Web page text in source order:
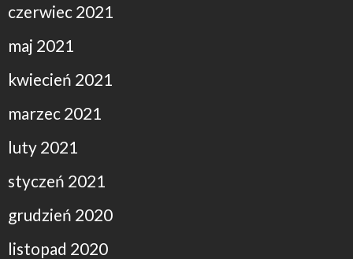
czerwiec 2021
maj 2021
kwiecień 2021
marzec 2021
luty 2021
styczeń 2021
grudzień 2020
listopad 2020